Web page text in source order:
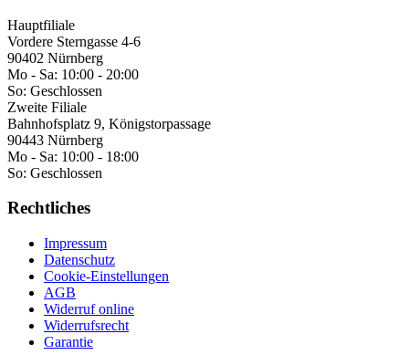
Hauptfiliale
Vordere Sterngasse 4-6
90402 Nürnberg
Mo - Sa: 10:00 - 20:00
So: Geschlossen
Zweite Filiale
Bahnhofsplatz 9, Königstorpassage
90443 Nürnberg
Mo - Sa: 10:00 - 18:00
So: Geschlossen
Rechtliches
Impressum
Datenschutz
Cookie-Einstellungen
AGB
Widerruf online
Widerrufsrecht
Garantie